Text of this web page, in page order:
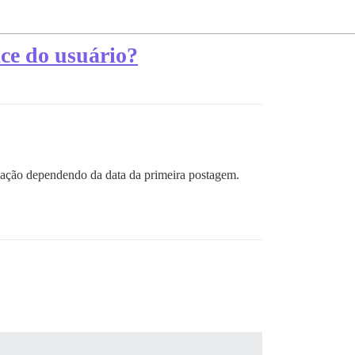
do usuário?
dependendo da data da primeira postagem.